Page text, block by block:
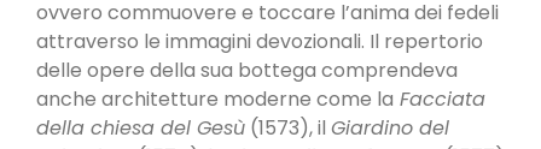
ovvero commuovere e toccare l’anima dei fedeli
attraverso le immagini devozionali. Il repertorio
delle opere della sua bottega comprendeva
anche architetture moderne come la Facciata
della chiesa del Gesù (1573), il Giardino del